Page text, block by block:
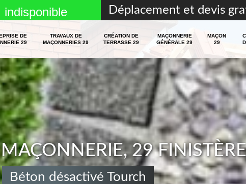
indisponible Déplacement et devis
DE
29
TRAVAUX DE
MAÇONNERIES 29
CRÉATION DE
TERRASSE 29
MAÇONNERIE
GÉNÉRALE 29
MAÇON
29
29 FINISTÈRE
Béton désactivé Tourch